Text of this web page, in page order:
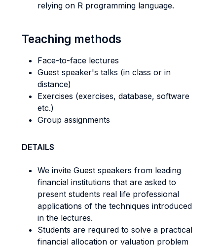
relying on R programming language.
Teaching methods
Face-to-face lectures
Guest speaker's talks (in class or in
distance)
Exercises (exercises, database, software
etc.)
Group assignments
DETAILS
We invite Guest speakers from leading
financial institutions that are asked to
present students real life professional
applications of the techniques introduced
in the lectures.
Students are required to solve a practical
financial allocation or valuation problem